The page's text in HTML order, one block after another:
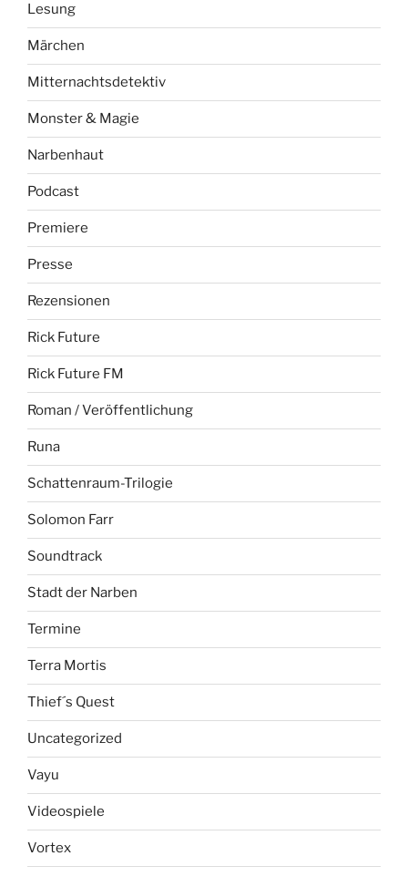
Lesung
Märchen
Mitternachtsdetektiv
Monster & Magie
Narbenhaut
Podcast
Premiere
Presse
Rezensionen
Rick Future
Rick Future FM
Roman / Veröffentlichung
Runa
Schattenraum-Trilogie
Solomon Farr
Soundtrack
Stadt der Narben
Termine
Terra Mortis
Thief´s Quest
Uncategorized
Vayu
Videospiele
Vortex